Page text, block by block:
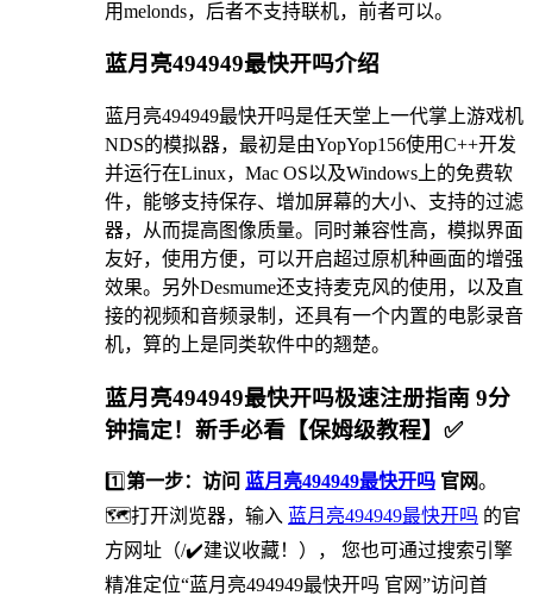
用melonds，后者不支持联机，前者可以。
蓝月亮494949最快开吗介绍
蓝月亮494949最快开吗是任天堂上一代掌上游戏机
NDS的模拟器，最初是由YopYop156使用C++开发
并运行在Linux，Mac OS以及Windows上的免费软
件，能够支持保存、增加屏幕的大小、支持的过滤
器，从而提高图像质量。同时兼容性高，模拟界面
友好，使用方便，可以开启超过原机种画面的增强
效果。另外Desmume还支持麦克风的使用，以及直
接的视频和音频录制，还具有一个内置的电影录音
机，算的上是同类软件中的翘楚。
蓝月亮494949最快开吗极速注册指南 9分
钟搞定！新手必看【保姆级教程】✅
1️⃣第一步：访问 蓝月亮494949最快开吗 官网。
🗺打开浏览器，输入 蓝月亮494949最快开吗 的官
方网址（/✔️建议收藏！）， 您也可通过搜索引擎
精准定位“蓝月亮494949最快开吗 官网”访问首